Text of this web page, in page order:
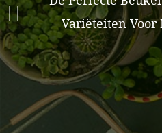
Variëteiten